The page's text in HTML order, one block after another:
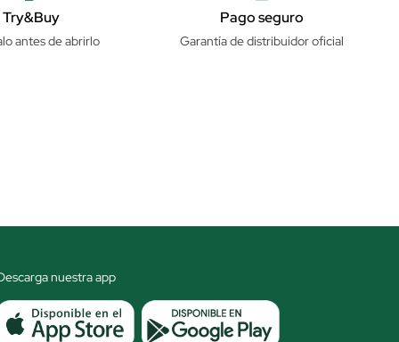
Try&Buy
antes de abrirlo
Pago seguro
Garantía de distribuidor oficial
nuestra app